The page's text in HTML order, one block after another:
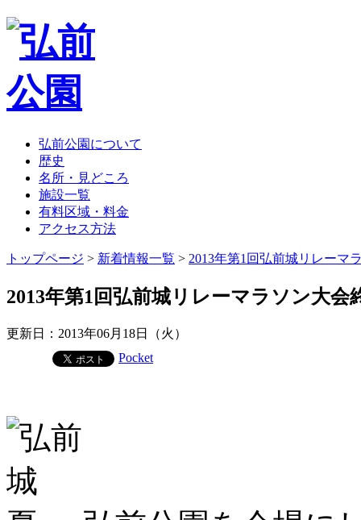
弘前公園について
歴史
名所・見どころ
施設一覧
有料区域・料金
アクセス方法
トップページ > 新着情報一覧 > 2013年第1回弘前城リレーマ
2013年第1回弘前城リレーマラソン大会
更新日：2013年06月18日（火）
Pocket